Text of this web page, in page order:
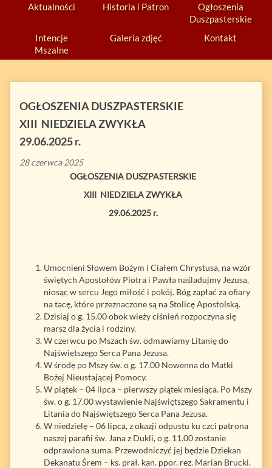
Aktualności Historia i Patron
Ogłoszenia
Duszpasterskie
Intencje
Mszalne
Galeria zdjęć Kontakt
OGŁOSZENIA DUSZPASTERSKIE
XIII NIEDZIELA ZWYKŁA
29.06.2025 r.
28 czerwca 2025
OGŁOSZENIA DUSZPASTERSKIE
XIII NIEDZIELA ZWYKŁA
29.06.2025 r.
Umocnieni Słowem Bożym i Ciałem Chrystusa, na wzór
świętych Apostołów Piotra i Pawła naśladujmy Jezusa,
niosąc w sercu Jego miłość i pokój. Bóg zapłać za ofiary
na tacę, które przeznaczone są na Stolicę Apostolską.
Dzisiaj o g. 15.00 obok wieży ciśnień rozpoczyna się
marsz dla życia i rodziny.
W czerwcu po Mszach św. odmawiamy Litanię do
Najświętszego Serca Pana Jezusa.
W środę po Mszy św. o g. 17.00 Nowenna do Matki
Bożej Nieustającej Pomocy.
W piątek – 04 lipca – pierwszy piątek miesiąca. Po Mszy
św. o g. 17.00 wystawienie Najświętszego Sakramentu i
Litania do Najświętszego Serca Pana Jezusa.
W niedzielę – 06 lipca, z okazji odpustu ku czci patrona
naszej parafii św. Jana z Dukli, o g. 11.00 zostanie
odprawiona suma. Przewodniczyć jej będzie Dziekan
Dekanatu Śrem – ks. prał. kan. ppor. rez. Marian Brucki.